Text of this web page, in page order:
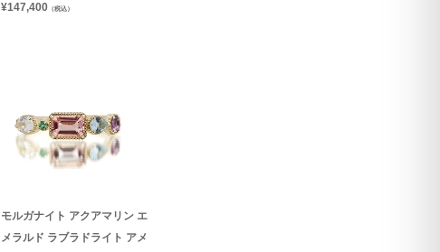
¥147,400 （税込）
モルガナイト アクアマリン エ
メラルド ラブラドライト アメ